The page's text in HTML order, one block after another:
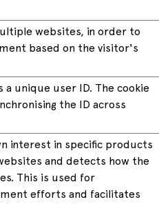
websites, in order to
based on the visitor's
a unique user ID. The cookie
the ID across
interest in specific products
and detects how the
This is used for
efforts and facilitates